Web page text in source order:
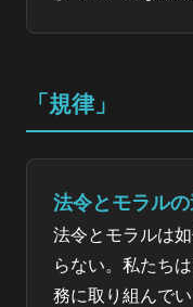
「規律」
法令とモラル
法令とモラルは
らない。私たち
務に取り組んでい